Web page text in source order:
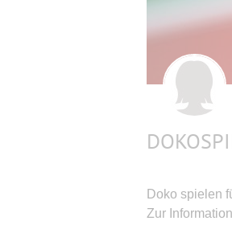
Doko spielen
Zur